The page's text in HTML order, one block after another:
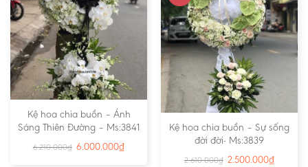
Kệ hoa chia buồn – Ánh
Sáng Thiên Đường – Ms:3841
6.210.000₫ 6.000.000₫
Kệ hoa chia buồn – Sự sống
đời đời- Ms:3839
2.610.000₫ 2.500.000₫